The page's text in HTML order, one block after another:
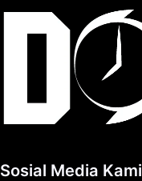
Sosial Media Kami